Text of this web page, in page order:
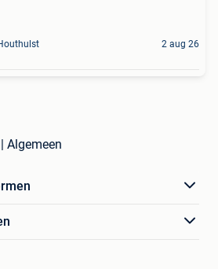
2 aug 26
Algemeen